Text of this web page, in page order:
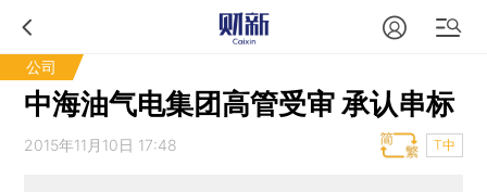
公司
中海油气电集团高管受审 承认串标
2015年11月10日 17:48 T中